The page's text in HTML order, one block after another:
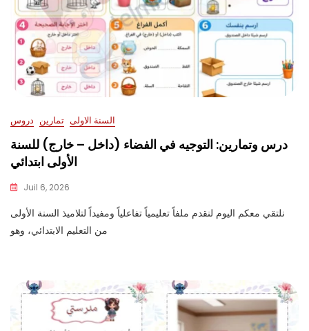
السنة الاولى تمارين دروس
درس وتمارين: التوجيه في الفضاء (داخل – خارج) للسنة
الأولى ابتدائي
Juil 6, 2026
نلتقي معكم اليوم لنقدم ملفاً تعليمياً تفاعلياً ومفيداً لتلاميذ السنة الأولى
من التعليم الابتدائي، وهو